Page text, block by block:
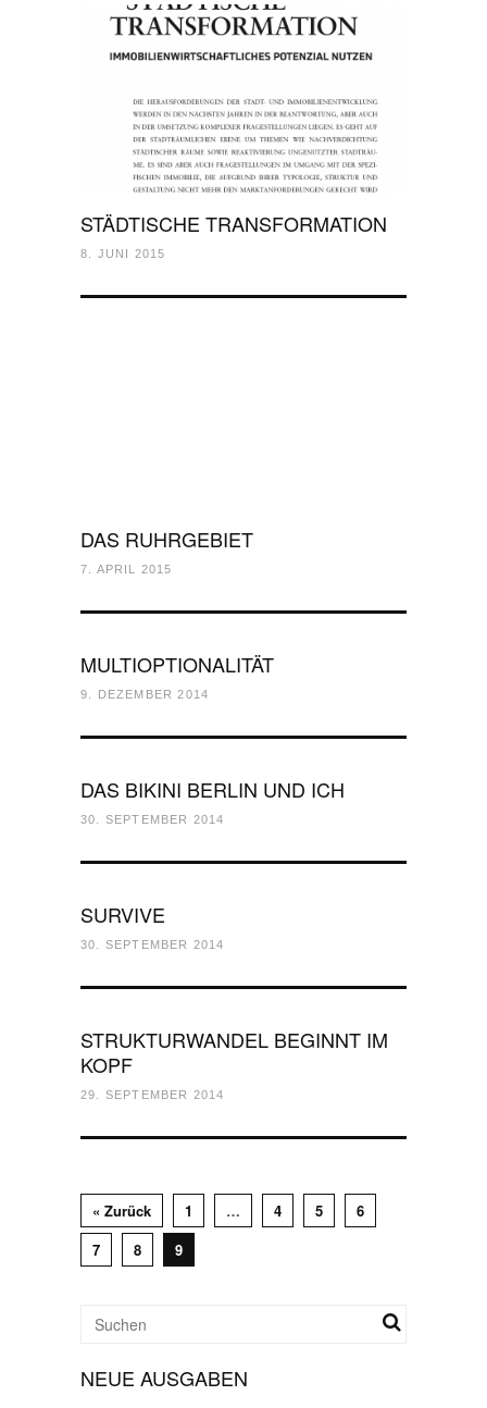
STÄDTISCHE TRANSFORMATION
8. JUNI 2015
DAS RUHRGEBIET
7. APRIL 2015
MULTIOPTIONALITÄT
9. DEZEMBER 2014
DAS BIKINI BERLIN UND ICH
30. SEPTEMBER 2014
SURVIVE
30. SEPTEMBER 2014
STRUKTURWANDEL BEGINNT IM
KOPF
29. SEPTEMBER 2014
« Zurück 1 … 4 5
6
7
8 9
NEUE AUSGABEN